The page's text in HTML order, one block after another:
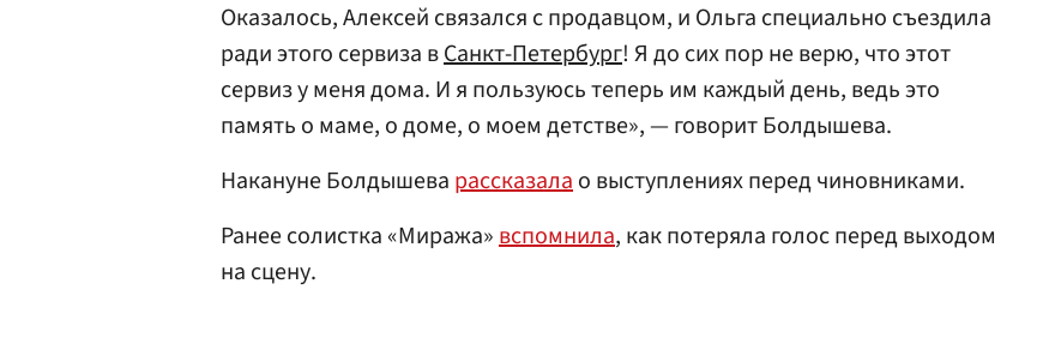
Оказалось, Алексей связался с продавцом, и Ольга специально съездила
ради этого сервиза вСанкт-Петербург! Я до сих пор не верю, что этот
сервиз у меня дома. И я пользуюсь теперь им каждый день, ведь это
память о маме, о доме, о моем детстве», — говорит Болдышева.
Накануне Болдышева рассказалао выступлениях перед чиновниками.
Ранее солистка «Миража»вспомнила, как потеряла голос перед выходом
на сцену.